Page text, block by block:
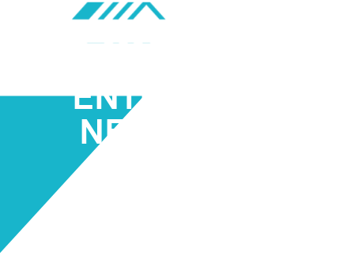
ENTREPRISE
NETTOYAGE